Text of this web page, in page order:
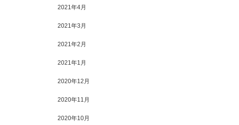
2021年4月
2021年3月
2021年2月
2021年1月
2020年12月
2020年11月
2020年10月